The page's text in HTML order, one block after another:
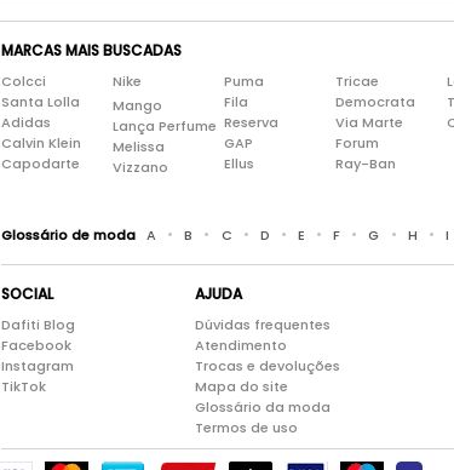
MARCAS MAIS BUSCADAS
Colcci
Santa Lolla
Adidas
Calvin Klein
Capodarte
Nike
Mango
Lança Perfume
Melissa
Vizzano
Puma
Fila
Reserva
GAP
Ellus
Tricae
Democrata
Via Marte
Forum
Ray-Ban
Glossário de moda A • B • C • D • E • F • G • H • I
SOCIAL
Dafiti Blog
Facebook
Instagram
TikTok
AJUDA
Dúvidas frequentes
Atendimento
Trocas e devoluções
Mapa do site
Glossário da moda
Termos de uso